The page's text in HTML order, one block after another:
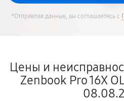
*Отправляя данные, вы соглашаетесь с
Цены и
Zenbook Pro 16X